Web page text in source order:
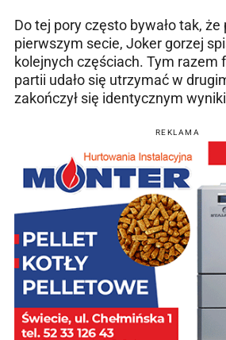
Do tej pory często bywało tak,
pierwszym secie, Joker gorzej
kolejnych częściach. Tym razem
partii udało się utrzymać w
zakończył się identycznym
REKLAMA